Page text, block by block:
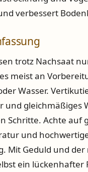
verbessert
trotz Nachsaat
meist an
Wasser.
und gleichmäßiges
Schritte. Achte auf
und
Mit Geduld und
ein lückenhafter